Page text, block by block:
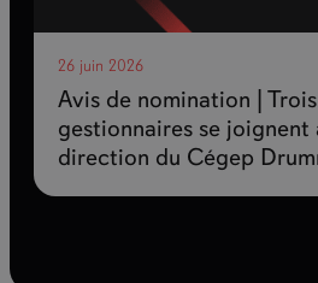
26 juin 2026
Avis de nomination |
gestionnaires se joignent
direction du Cégep